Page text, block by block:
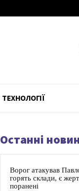
ТЕХНОЛОГІЇ
Останні
Ворог атакував
горять склади, є
поранені